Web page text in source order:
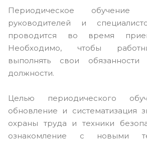
Периодическое обучение
руководителей и
проводится во время
Необходимо, чтобы
выполнять свои
должности.
Целью периодического
обновление и систематизация
охраны труда и техники
ознакомление с новыми